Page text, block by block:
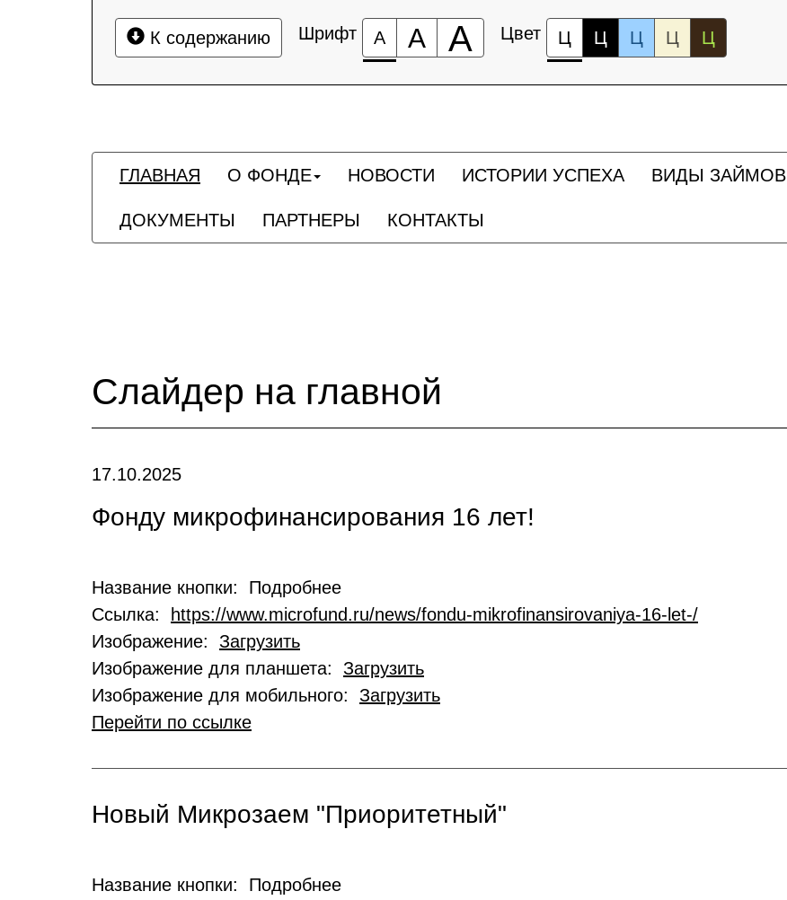
К содержанию Шрифт А А А Цвет Ц Ц Ц Ц Ц
ГЛАВНАЯ О ФОНДЕ НОВОСТИ ИСТОРИИ УСПЕХА ВИДЫ ЗАЙМОВ
ДОКУМЕНТЫ ПАРТНЕРЫ КОНТАКТЫ
Слайдер на главной
17.10.2025
Фонду микрофинансирования 16 лет!
Название кнопки: Подробнее
Ссылка:
https://www.microfund.ru/news/fondu-mikrofinansirovaniya-16-let-/
Изображение: Загрузить
Изображение для планшета: Загрузить
Изображение для мобильного: Загрузить
Перейти по ссылке
Новый Микрозаем "Приоритетный"
Название кнопки: Подробнее